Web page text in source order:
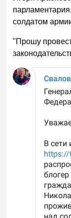
солдатом
"Прошу